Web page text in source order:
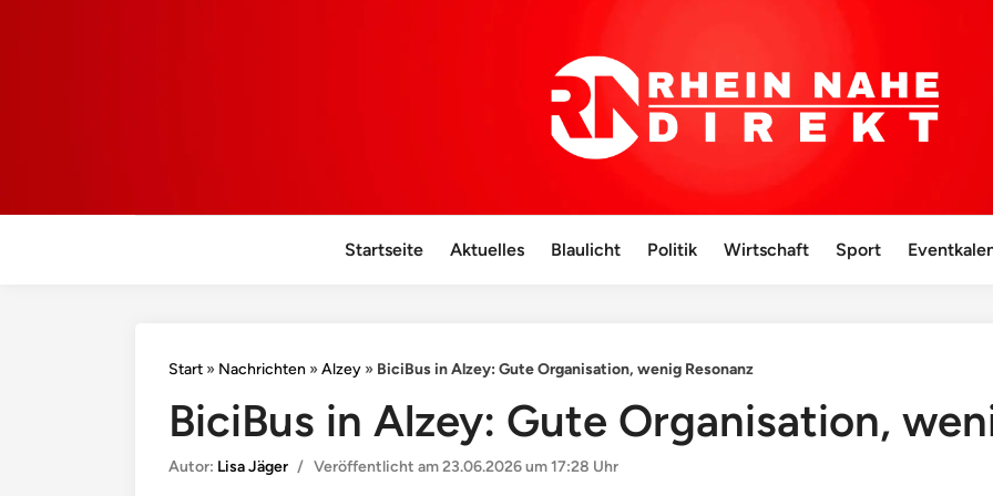
Startseite Aktuelles Blaulicht Politik Wirtschaft Sport
Start » Nachrichten »Alzey » BiciBus in Alzey: Gute Organisation, wenig Resonanz
BiciBus in Alzey: Gute Organisation,
Autor: Lisa Jäger / Veröffentlicht am23.06.2026 um 17:28 Uhr